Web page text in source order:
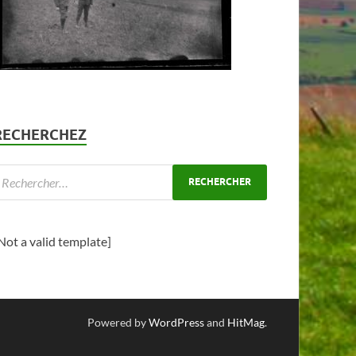
a valid template]
Powered byWordPressand HitMag.